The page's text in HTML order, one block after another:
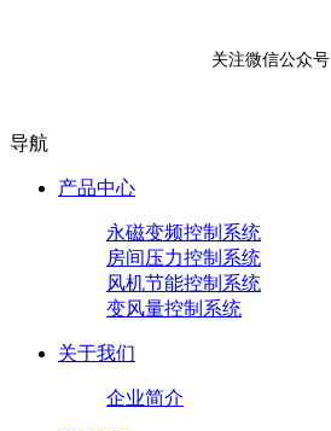
关注微信公众号
导航
产品中心
永磁变频控制系统
房间压力控制系统
风机节能控制系统
变风量控制系统
关于我们
企业简介